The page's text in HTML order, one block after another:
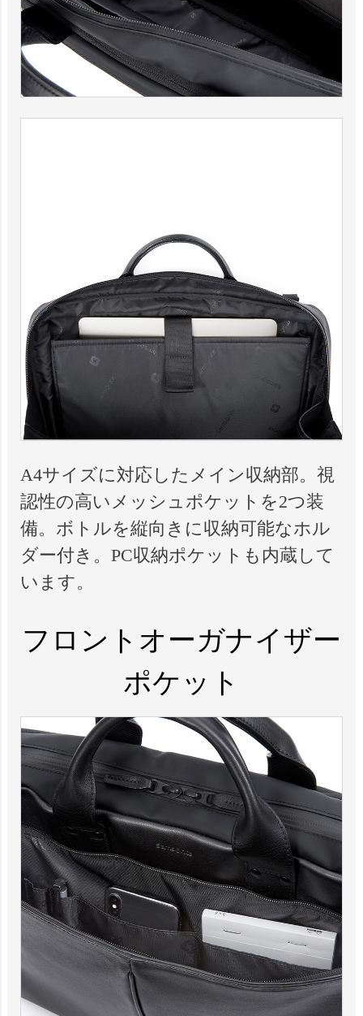
A4サイズに対応したメイン収納部。視
認性の高いメッシュポケットを2つ装
備。ボトルを縦向きに収納可能なホル
ダー付き。PC収納ポケットも内蔵して
います。
フロントオーガナイザー
ポケット